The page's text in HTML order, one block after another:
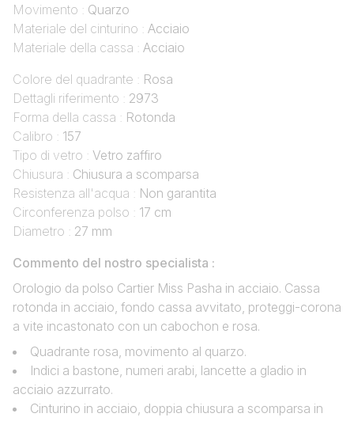
Movimento : Quarzo
Materiale del cinturino : Acciaio
Materiale della cassa : Acciaio
Colore del quadrante : Rosa
Dettagli riferimento : 2973
Forma della cassa : Rotonda
Calibro : 157
Tipo di vetro : Vetro zaffiro
Chiusura : Chiusura a scomparsa
Resistenza all'acqua : Non garantita
Circonferenza polso : 17 cm
Diametro : 27 mm
Commento del nostro specialista :
Orologio da polso Cartier Miss Pasha in acciaio. Cassa
rotonda in acciaio, fondo cassa avvitato, proteggi-corona
a vite incastonato con un cabochon e rosa.
Quadrante rosa, movimento al quarzo.
Indici a bastone, numeri arabi, lancette a gladio in
acciaio azzurrato.
Cinturino in acciaio, doppia chiusura a scomparsa in